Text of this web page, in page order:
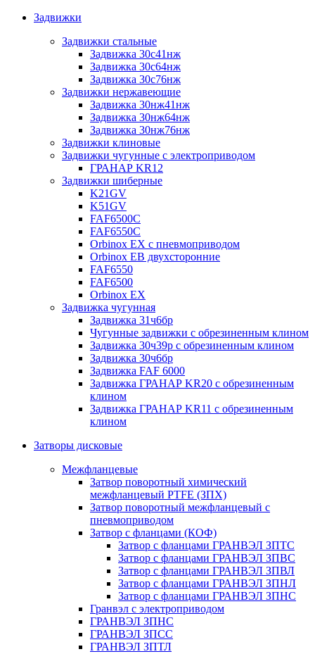
Задвижки
Задвижки стальные
Задвижка 30с41нж
Задвижка 30с64нж
Задвижка 30с76нж
Задвижки нержавеющие
Задвижка 30нж41нж
Задвижка 30нж64нж
Задвижка 30нж76нж
Задвижки клиновые
Задвижки чугунные с электроприводом
ГРАНАР KR12
Задвижки шиберные
K21GV
K51GV
FAF6500C
FAF6550С
Orbinox EX с пневмоприводом
Orbinox EB двухсторонние
FAF6550
FAF6500
Orbinox EX
Задвижка чугунная
Задвижка 31ч6бр
Чугунные задвижки с обрезиненным клином
Задвижка 30ч39р с обрезиненным клином
Задвижка 30ч6бр
Задвижка FAF 6000
Задвижка ГРАНАР KR20 с обрезиненным
клином
Задвижка ГРАНАР KR11 с обрезиненным
клином
Затворы дисковые
Межфланцевые
Затвор поворотный химический
межфланцевый PTFE (ЗПХ)
Затвор поворотный межфланцевый с
пневмоприводом
Затвор с фланцами (КОФ)
Затвор с фланцами ГРАНВЭЛ ЗПТС
Затвор с фланцами ГРАНВЭЛ ЗПВС
Затвор с фланцами ГРАНВЭЛ ЗПВЛ
Затвор с фланцами ГРАНВЭЛ ЗПНЛ
Затвор с фланцами ГРАНВЭЛ ЗПНС
Гранвэл с электроприводом
ГРАНВЭЛ ЗПНС
ГРАНВЭЛ ЗПСС
ГРАНВЭЛ ЗПТЛ